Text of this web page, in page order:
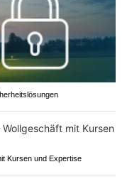
Kursen und Expertise